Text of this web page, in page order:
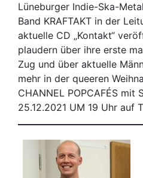
Lüneburger Indie-Ska-
Band KRAFTAKT in der
aktuelle CD „Kontakt“
plaudern über ihre erste
Zug und über aktuelle
mehr in der queeren
CHANNEL POPCAFÉS mit
25.12.2021 UM 19 Uhr auf